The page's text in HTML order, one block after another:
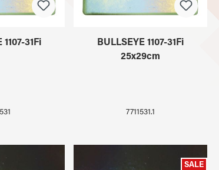
1107-31Fi
BULLSEYE 1107-31Fi
25x29cm
7711531.1
SALE